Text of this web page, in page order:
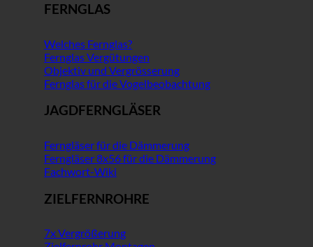
FERNGLAS
Welches Fernglas?
Fernglas Vergütungen
Objektiv und Vergrösserung
Fernglas für die Vogelbeobachtung
JAGDFERNGLÄSER
Ferngläser für die Dämmerung
Ferngläser 8x56 für die Dämmerung
Fachwort-Wiki
ZIELFERNROHRE
7x Vergrößerung